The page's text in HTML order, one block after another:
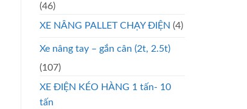
(46)
XE NÂNG PALLET CHẠY ĐIỆN (4)
Xe nâng tay – gắn cân (2t, 2.5t)
(107)
XE ĐIỆN KÉO HÀNG 1 tấn- 10
tấn